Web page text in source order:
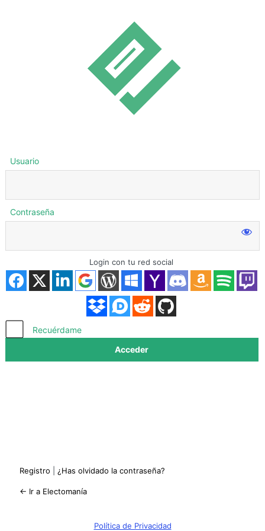
Acceder
Usuario
Contraseña
Login con tu red social
Recuérdame
Registro ¿Has olvidado la contraseña?
← Ir a Electomanía
Política de Privacidad